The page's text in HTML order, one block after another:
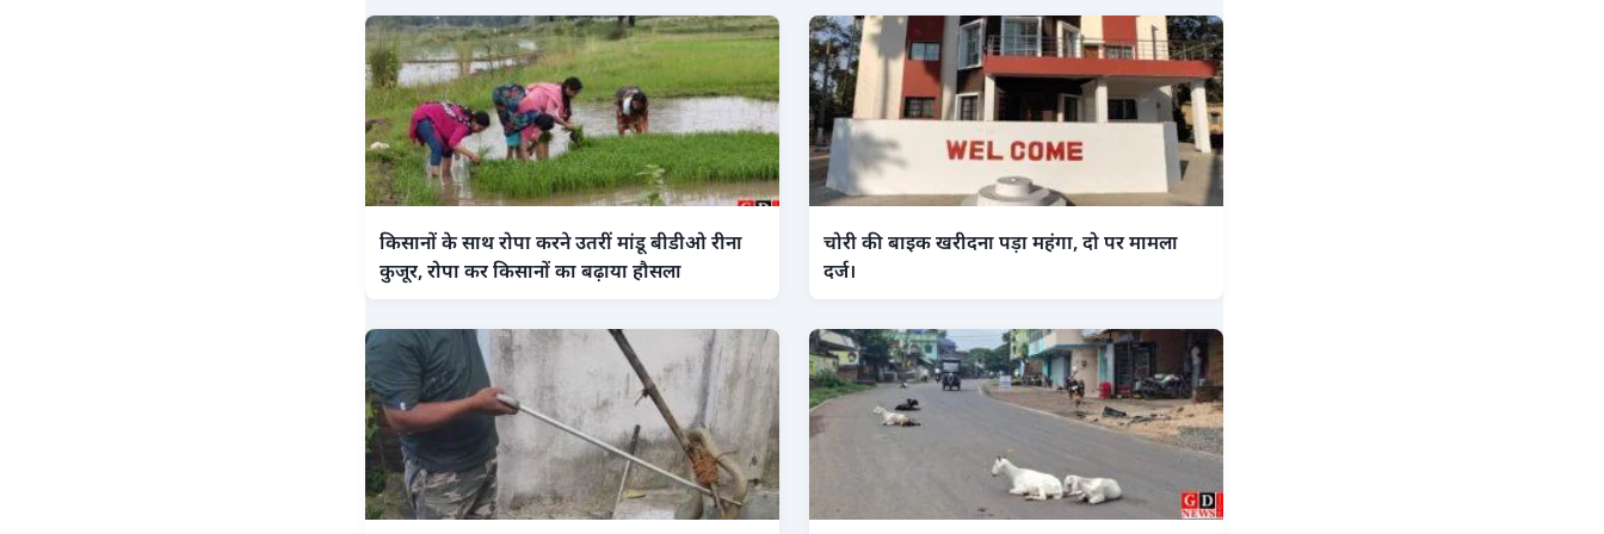
किसानों के साथ रोपा करने उतरीं मांडू बीडीओ रीना
कुजूर, रोपा कर किसानों का बढ़ाया हौसला
चोरी की बाइक खरीदना पड़ा महंगा, दो पर मामला
दर्ज।